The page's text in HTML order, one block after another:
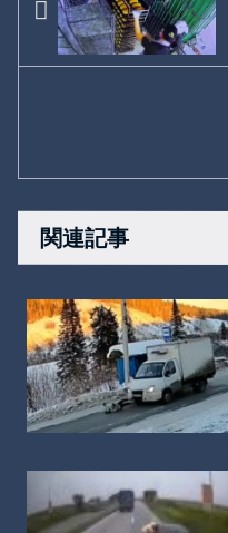
関連記事